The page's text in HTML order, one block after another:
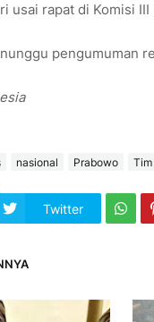
usai rapat di Komisi
pengumuman
nasional Prabowo Tim
Twitter